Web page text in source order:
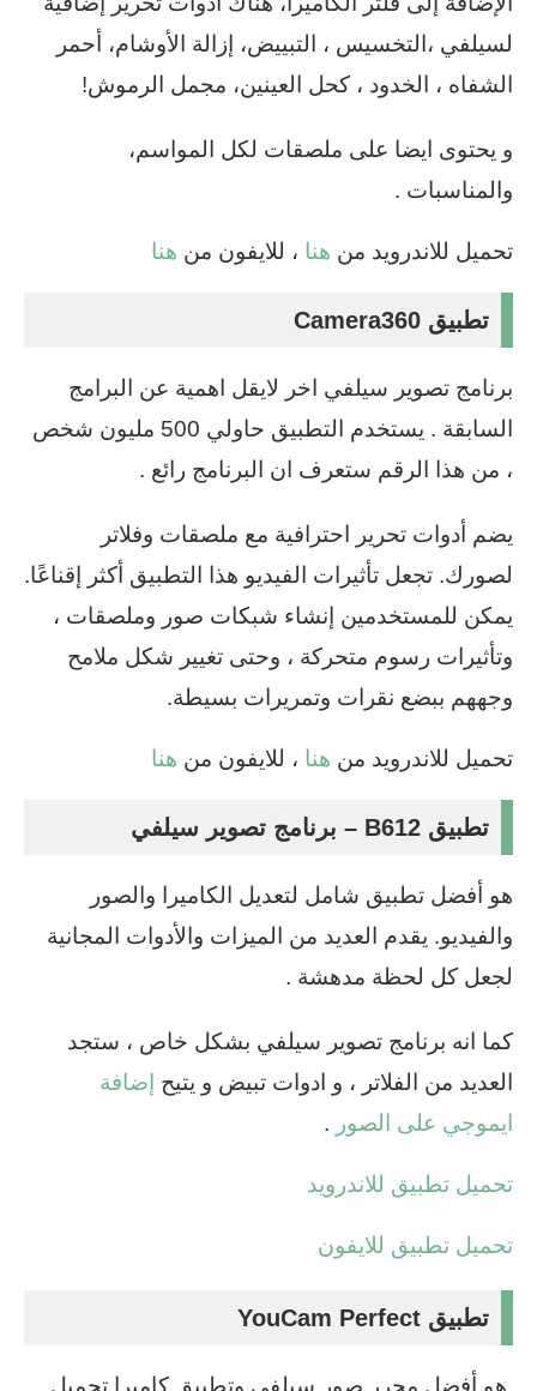
لسيلفي ،التخسيس ، التبييض، إزالة الأوشام، أحمر
الشفاه ، الخدود ، كحل العينين، مجمل الرموش!
و يحتوى ايضا على ملصقات لكل المواسم،
والمناسبات .
تحميل للاندرويد من هنا ، للايفون من هنا
تطبيق Camera360
برنامج تصوير سيلفي اخر لايقل اهمية عن البرامج
السابقة . يستخدم التطبيق حاولي 500 مليون شخص
، من هذا الرقم ستعرف ان البرنامج رائع .
يضم أدوات تحرير احترافية مع ملصقات وفلاتر
لصورك. تجعل تأثيرات الفيديو هذا التطبيق أكثر إقناعًا.
يمكن للمستخدمين إنشاء شبكات صور وملصقات ،
وتأثيرات رسوم متحركة ، وحتى تغيير شكل ملامح
وجههم ببضع نقرات وتمريرات بسيطة.
تحميل للاندرويد من هنا ، للايفون من هنا
تطبيق B612 – برنامج تصوير سيلفي
هو أفضل تطبيق شامل لتعديل الكاميرا والصور
والفيديو. يقدم العديد من الميزات والأدوات المجانية
لجعل كل لحظة مدهشة .
كما انه برنامج تصوير سيلفي بشكل خاص ، ستجد
العديد من الفلاتر ، و ادوات تبيض و يتيح إضافة
ايموجي على الصور .
تحميل تطبيق للاندرويد
تحميل تطبيق للايفون
تطبيق YouCam Perfect
هو أفضل محرر صور سيلفي وتطبيق كاميرا تجميل